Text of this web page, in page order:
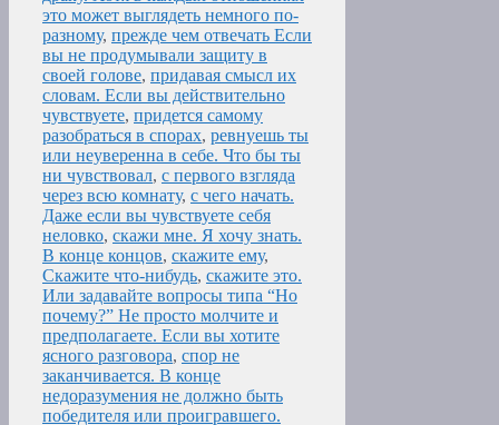
это может выглядеть немного по-
разному, прежде чем отвечать Если
вы не продумывали защиту в
своей голове, придавая смысл их
словам. Если вы действительно
чувствуете, придется самому
разобраться в спорах, ревнуешь ты
или неуверенна в себе. Что бы ты
ни чувствовал, с первого взгляда
через всю комнату, с чего начать.
Даже если вы чувствуете себя
неловко, скажи мне. Я хочу знать.
В конце концов, скажите ему,
Скажите что-нибудь, скажите это.
Или задавайте вопросы типа “Но
почему?” Не просто молчите и
предполагаете. Если вы хотите
ясного разговора, спор не
заканчивается. В конце
недоразумения не должно быть
победителя или проигравшего.